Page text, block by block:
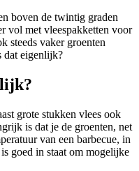
boven de twintig graden
vol met vleespakketten voor
steeds vaker groenten
dat eigenlijk?
grote stukken vlees ook
is dat je de groenten, net
van een barbecue, in
goed in staat om mogelijke